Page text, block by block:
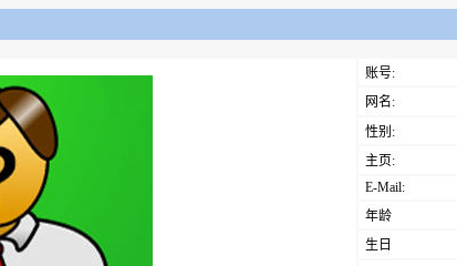
账号:
网名:
性别:
主页:
E-Mail:
年龄
生日